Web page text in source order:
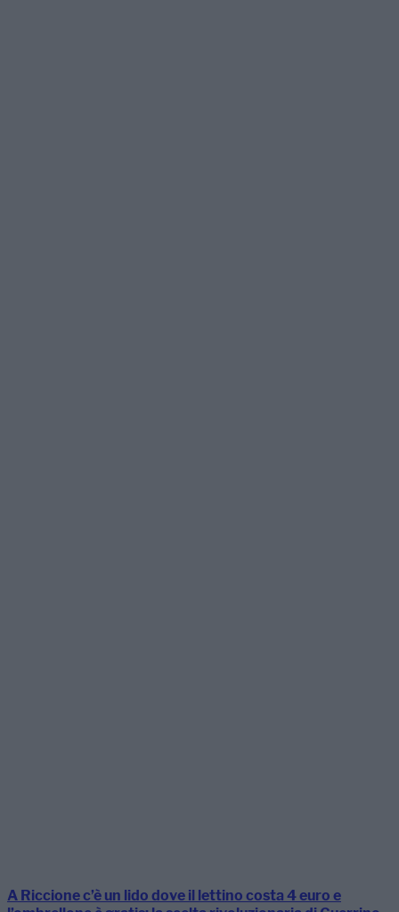
A Riccione c’è un lido dove il lettino costa 4 euro e